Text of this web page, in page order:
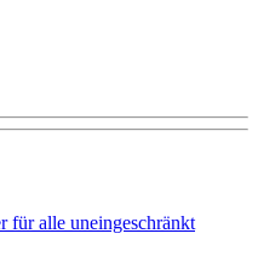
für alle uneingeschränkt